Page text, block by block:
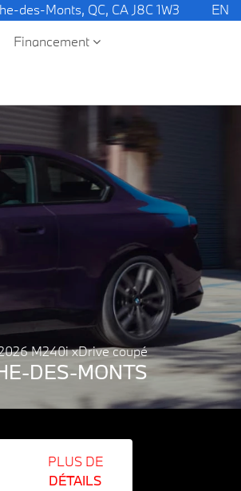
des-Monts, QC, CA J8C 1W3
EN
Financement
M240i xDrive coupé
DES-MONTS
PLUS DE
DÉTAILS